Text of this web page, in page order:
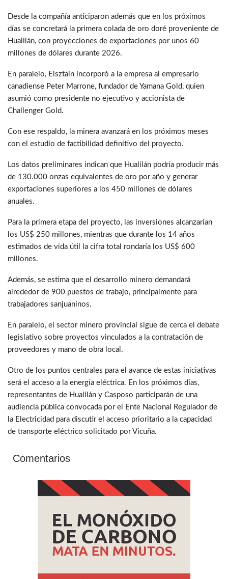
Desde la compañía anticiparon además que en los próximos
días se concretará la primera colada de oro doré proveniente de
Hualilán, con proyecciones de exportaciones por unos 60
millones de dólares durante 2026.
En paralelo, Elsztain incorporó a la empresa al empresario
canadiense Peter Marrone, fundador de Yamana Gold, quien
asumió como presidente no ejecutivo y accionista de
Challenger Gold.
Con ese respaldo, la minera avanzará en los próximos meses
con el estudio de factibilidad definitivo del proyecto.
Los datos preliminares indican que Hualilán podría producir más
de 130.000 onzas equivalentes de oro por año y generar
exportaciones superiores a los 450 millones de dólares
anuales.
Para la primera etapa del proyecto, las inversiones alcanzarían
los US$ 250 millones, mientras que durante los 14 años
estimados de vida útil la cifra total rondaría los US$ 600
millones.
Además, se estima que el desarrollo minero demandará
alrededor de 900 puestos de trabajo, principalmente para
trabajadores sanjuaninos.
En paralelo, el sector minero provincial sigue de cerca el debate
legislativo sobre proyectos vinculados a la contratación de
proveedores y mano de obra local.
Otro de los puntos centrales para el avance de estas iniciativas
será el acceso a la energía eléctrica. En los próximos días,
representantes de Hualilán y Casposo participarán de una
audiencia pública convocada por el Ente Nacional Regulador de
la Electricidad para discutir el acceso prioritario a la capacidad
de transporte eléctrico solicitado por Vicuña.
Comentarios